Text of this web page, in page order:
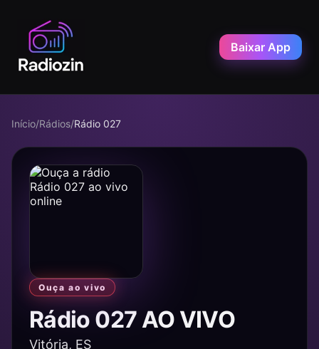
Baixar App
Início/Rádios/Rádio 027
Ouça ao vivo
Rádio 027 AO VIVO
Vitória, ES